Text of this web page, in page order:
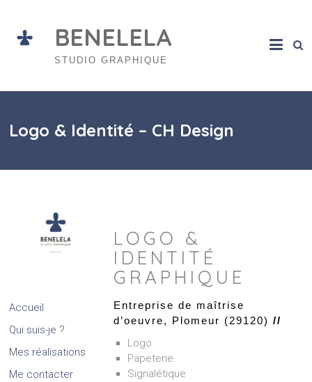
content
BENELELA
STUDIO GRAPHIQUE
Logo & Identité – CH Design
LOGO &
IDENTITÉ
GRAPHIQUE
Entreprise de maîtrise
d’oeuvre, Plomeur (29120) //
Logo
Papeterie
Signalétique
Accueil
Qui suis-je ?
Mes réalisations
Me contacter